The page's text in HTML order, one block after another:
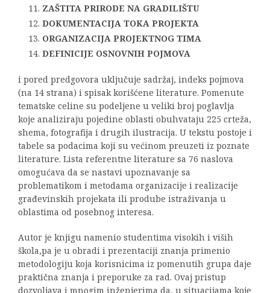
ZAŠTITA PRIRODE NA GRADILIŠTU
DOKUMENTACIJA TOKA PROJEKTA
ORGANIZACIJA PROJEKTNOG TIMA
DEFINICIJE OSNOVNIH POJMOVA
i pored predgovora uključuje sadržaj, indeks pojmova
(na 14 strana) i spisak korišćene literature. Pomenute
tematske celine su podeljene u veliki broj poglavlja
koje analiziraju pojedine oblasti obuhvataju 225 crteža,
shema, fotografija i drugih ilustracija. U tekstu postoje i
tabele sa podacima koji su većinom preuzeti iz poznate
literature. Lista referentne literature sa 76 naslova
omogućava da se nastavi upoznavanje sa
problematikom i metodama organizacije i realizacije
građevinskih projekata ili prodube istraživanja u
oblastima od posebnog interesa.
Autor je knjigu namenio studentima visokih i viših
škola,pa je u obradi i prezentaciji znanja primenio
metodologiju koja korisnicima iz pomenutih grupa daje
praktična znanja i preporuke za rad. Ovaj pristup
dozvoljava i mnogim inženjerima da, u situacijama koje